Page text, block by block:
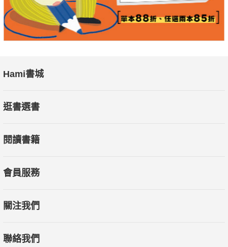
Hami書城
逛書選書
閱讀書籍
會員服務
關注我們
聯絡我們